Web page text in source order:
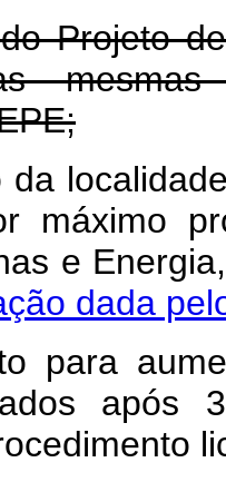
Projeto
da
máximo
e
dada
para
após